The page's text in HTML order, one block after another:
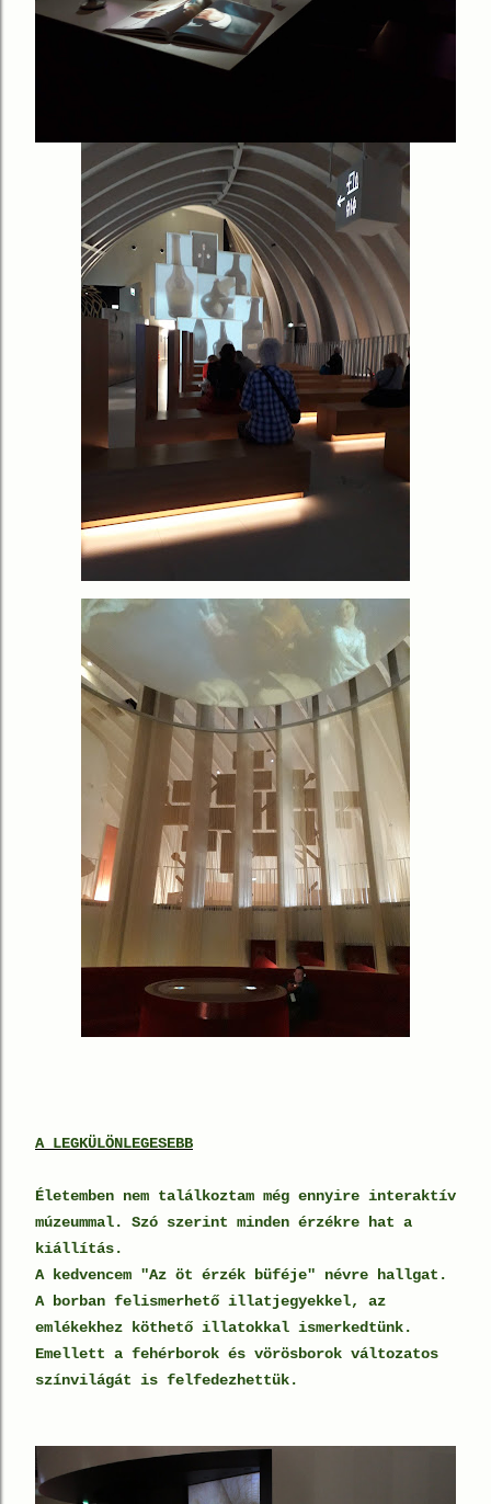
A LEGKÜLÖNLEGESEBB
Életemben nem találkoztam még ennyire interaktív
múzeummal. Szó szerint minden érzékre hat a
kiállítás.
A kedvencem "Az öt érzék büféje" névre hallgat.
A borban felismerhető illatjegyekkel, az
emlékekhez köthető illatokkal ismerkedtünk.
Emellett a fehérborok és vörösborok változatos
színvilágát is felfedezhettük.